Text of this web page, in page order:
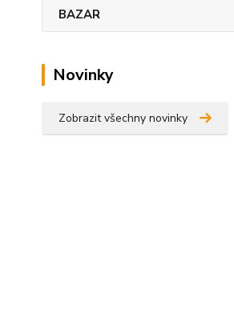
BAZAR
Novinky
Zobrazit všechny novinky